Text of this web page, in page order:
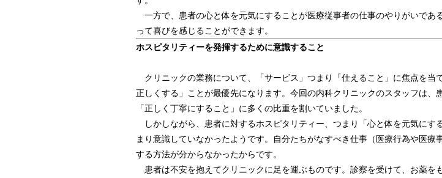
一方で、患者の心と体を元気にすることが医療従事者の仕事のやりがいであ
って喜びを感じることができます。
ホスピタリティーを発揮するために意識すること
クリニックの業務について、「サービス」つまり「仕えること」に焦点を当
正しくする」ことが最優先になります。今回の内科クリニックのスタッフは、
「正しく丁寧にすること」に多くの比重を割いていました。
しかしながら、患者に対するホスピタリティー、つまり「心と体を元気にす
まり意識していなかったようです。自分たちがなすべき仕事（医療行為や医療
する方法が分からなかったからです。
患者は不安を抱えてクリニックに足を運ぶものです。診察を受けて、お薬を